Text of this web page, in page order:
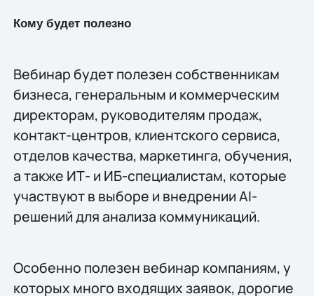
Кому будет полезно
Вебинар будет полезен собственникам
бизнеса, генеральным и коммерческим
директорам, руководителям продаж,
контакт-центров, клиентского сервиса,
отделов качества, маркетинга, обучения,
а также ИТ- и ИБ-специалистам, которые
участвуют в выборе и внедрении AI-
решений для анализа коммуникаций.
Особенно полезен вебинар компаниям, у
которых много входящих заявок, дорогие